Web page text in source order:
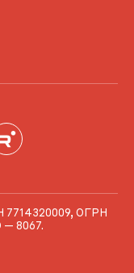
7714320009, ОГРН
— 8067.